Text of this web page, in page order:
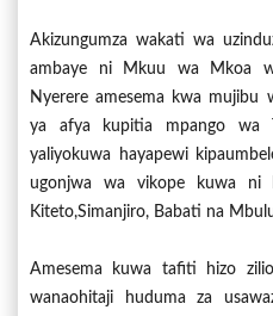
Akizungumza wakati wa
ambaye ni Mkuu wa Mkoa
Nyerere amesema kwa mujibu
ya afya kupitia mpango wa
yaliyokuwa hayapewi
ugonjwa wa vikope kuwa ni
Kiteto,Simanjiro, Babati na
Amesema kuwa tafiti hizo
wanaohitaji huduma za